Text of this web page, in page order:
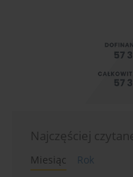
Najczęściej
Miesiąc
Rok